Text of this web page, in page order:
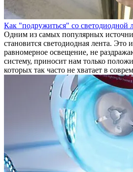
Как "подружиться" со светодиодной
Одним из самых популярных
становится светодиодная лента. Это
равномерное освещение, не
систему, приносит нам только
которых так часто не хватает в